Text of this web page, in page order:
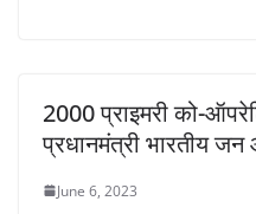
2000 प्राइमरी को-
प्रधानमंत्री भारतीय
June 6, 2023